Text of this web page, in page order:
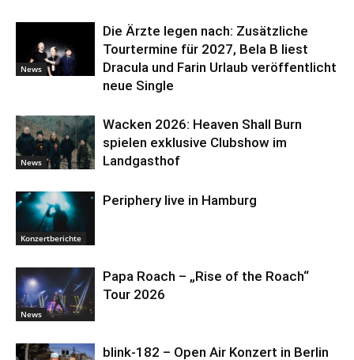
News
Die Ärzte legen nach: Zusätzliche
Tourtermine für 2027, Bela B liest
Dracula und Farin Urlaub veröffentlicht
neue Single
News
Wacken 2026: Heaven Shall Burn
spielen exklusive Clubshow im
Landgasthof
Konzertberichte
Periphery live in Hamburg
News
Papa Roach – „Rise of the Roach“
Tour 2026
blink-182 – Open Air Konzert in Berlin